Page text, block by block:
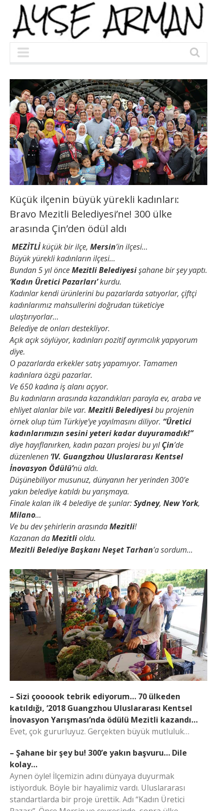
Küçük ilçenin büyük yürekli kadınları:
Bravo Mezitli Belediyesi’ne! 300 ülke
arasında Çin’den ödül aldı
MEZİTLİküçük bir ilçe, Mersin’in ilçesi…
Büyük yürekli kadınların ilçesi…
Bundan 5 yıl önceMezitli Belediyesişahane bir şey yaptı.
‘Kadın Üretici Pazarları’kurdu.
Kadınlar kendi ürünlerini bu pazarlarda satıyorlar, çiftçi
kadınlarımız mahsullerini doğrudan tüketiciye
ulaştırıyorlar…
Belediye de onları destekliyor.
Açık açık söylüyor, kadınları pozitif ayrımcılık yapıyorum
diye.
O pazarlarda erkekler satış yapamıyor. Tamamen
kadınlara özgü pazarlar.
Ve 650 kadına iş alanı açıyor.
Bu kadınların arasında kazandıkları parayla ev, araba ve
ehliyet alanlar bile var. Mezitli Belediyesibu projenin
örnek olup tüm Türkiye’ye yayılmasını diliyor. “Üretici
kadınlarımızın sesini yeteri kadar duyuramadık!”
diye hayıflanırken, kadın pazarı projesi bu yılÇin’de
düzenlenen ‘IV. Guangzhou Uluslararası Kentsel
İnovasyon Ödülü’nü aldı.
Düşünebiliyor musunuz, dünyanın her yerinden 300’e
yakın belediye katıldı bu yarışmaya.
Finale kalan ilk 4 belediye de şunlar:Sydney, New York,
Milano…
Ve bu dev şehirlerin arasındaMezitli!
Kazanan daMezitlioldu.
Mezitli Belediye Başkanı Neşet Tarhan’a sordum…
– Sizi çoooook tebrik ediyorum… 70 ülkeden
katıldığı, ‘2018 Guangzhou Uluslararası Kentsel
İnovasyon Yarışması’nda ödülü Mezitli kazandı…
Evet, çok gururluyuz. Gerçekten büyük mutluluk…
– Şahane bir şey bu! 300’e yakın başvuru… Dile
kolay…
Aynen öyle! İlçemizin adını dünyaya duyurmak
istiyorduk. Böyle bir hayalimiz vardı. Uluslararası
standartlarda bir proje ürettik. Adı “Kadın Üretici